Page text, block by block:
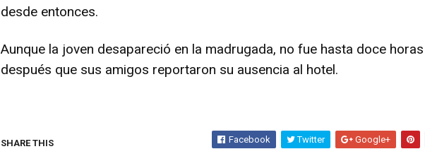
desde entonces.
Aunque la joven desapareció en la madrugada, no fue hasta doce horas
después que sus amigos reportaron su ausencia al hotel.
SHARE THIS Facebook Twitter Google+